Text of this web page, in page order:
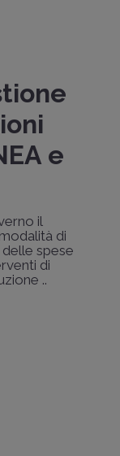
e
il
di
spese
di
..